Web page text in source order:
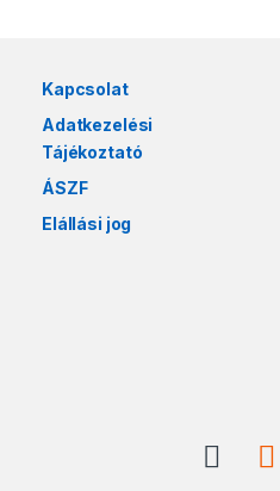
Kapcsolat
Adatkezelési
Tájékoztató
ÁSZF
Elállási jog